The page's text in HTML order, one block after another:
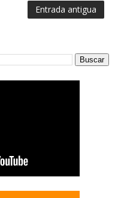
Entrada antigua